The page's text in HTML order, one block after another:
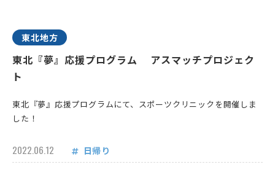
東北地方
東北『夢』応援プログラム アスマッチプロジェク
ト
東北『夢』応援プログラムにて、スポーツクリニックを開催しま
した！
2022.06.12 日帰り